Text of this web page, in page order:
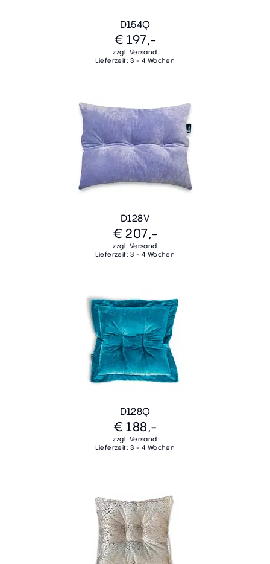
D154Q
€ 197,-
zzgl. Versand
Lieferzeit: 3 - 4 Wochen
D128V
€ 207,-
zzgl. Versand
Lieferzeit: 3 - 4 Wochen
D128Q
€ 188,-
zzgl. Versand
Lieferzeit: 3 - 4 Wochen